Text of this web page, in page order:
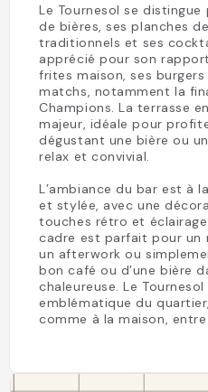
Le Tournesol se
de bières, ses planches
traditionnels et ses
apprécié pour son
frites maison, ses
matchs, notamment la
Champions. La terrasse
majeur, idéale pour
dégustant une bière ou
relax et convivial.
L’ambiance du bar est à
et stylée, avec une
touches rétro et
cadre est parfait pour un
un afterwork ou
bon café ou d’une bière
chaleureuse. Le
emblématique du
comme à la maison,